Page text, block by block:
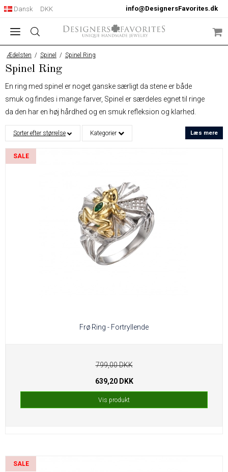
info@DesignersFavorites.dk
Dansk DKK
Ædelsten / Spinel / Spinel Ring
Spinel Ring
En ring med spinel er noget ganske særligt da stene er både
smuk og findes i mange farver, Spinel er særdeles egnet til ringe
da den har en høj hårdhed og en smuk refleksion og klarhed.
Vores ringe med spinel er lavet i 925 sterlingsølv og Designet af
Designers Favorites.
Sorter efter størrelse Kategorier Læs mere
SALE
Frø Ring - Fortryllende
799,00 DKK
639,20 DKK
Vis produkt
SALE